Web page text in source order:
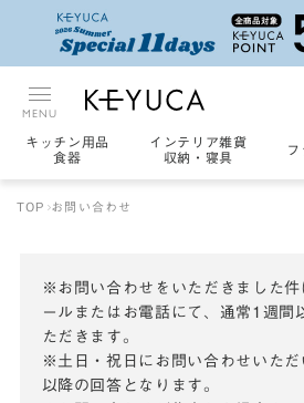
MENU
キッチン用品
食器
インテリア雑貨
収納・寝具
フ
TOP お問い合わせ
※お問い合わせをいただきました件
ールまたはお電話にて、通常1週間
ただきます。
※土日・祝日にお問い合わせいただ
以降の回答となります。